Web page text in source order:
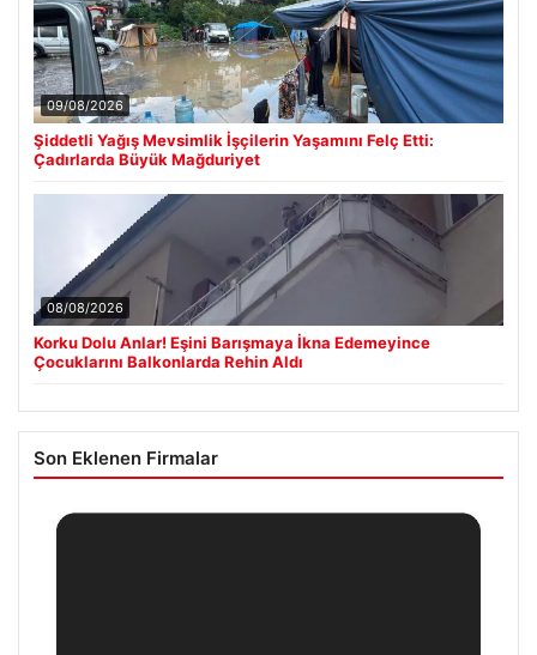
09/08/2026
Şiddetli Yağış Mevsimlik İşçilerin Yaşamını Felç Etti:
Çadırlarda Büyük Mağduriyet
08/08/2026
Korku Dolu Anlar! Eşini Barışmaya İkna Edemeyince
Çocuklarını Balkonlarda Rehin Aldı
Son Eklenen Firmalar